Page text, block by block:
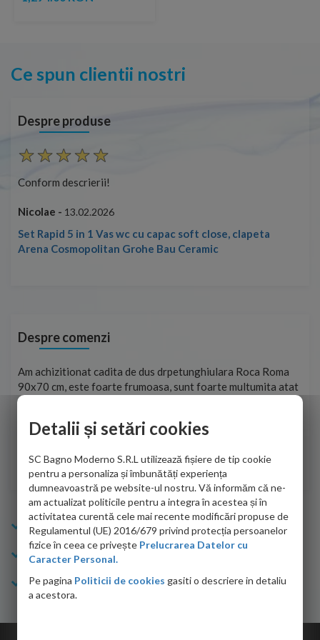
Ce spun clientii nostri
Despre produse
Conform descrierii!
Nicolae - 13.02.2026
Set Rapid 5 in 1 Vas wc cu capac soft close, clapeta
Arena Cosmopolitan Grohe Bau Ceramic
Despre comenzi
Am achizitionat cadita de dus drpetunghiulara Roca Roma
90x70 cm, este foarte frumoasa, sunt foarte multumita atat
de personalul firmei dvs. cu care am colaborat in obtinerea
adus coletul in siguranta.Numai bine, va doresc!
Sofrone Viviana -28.07.2026
Info Bagno
Cumparaturi
Suport clienti
Detalii și setări cookies
SC Bagno Moderno S.R.L utilizează fișiere de tip cookie
pentru a personaliza și îmbunătăți experiența
dumneavoastră pe website-ul nostru. Vă informăm că ne-
am actualizat politicile pentru a integra în acestea și în
activitatea curentă cele mai recente modificări propuse de
Regulamentul (UE) 2016/679 privind protecția persoanelor
fizice în ceea ce privește Prelucrarea Datelor cu
Caracter Personal.
Pe pagina Politicii de cookies gasiti o descriere in detaliu
a acestora.